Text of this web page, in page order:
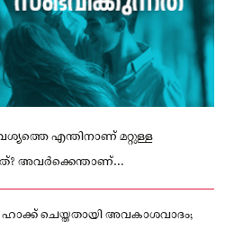
എന്തിനാണ് മറ്റുള്ള
അവർക്കെന്താണ്
ചെയ്തതായി അവകാശവാദം;